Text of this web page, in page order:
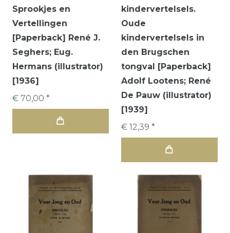
Sprookjes en
Vertellingen
[Paperback] René J.
Seghers; Eug.
Hermans (illustrator)
[1936]
€ 70,00 *
kindervertelsels.
Oude
kindervertelsels in
den Brugschen
tongval [Paperback]
Adolf Lootens; René
De Pauw (illustrator)
[1939]
€ 12,39 *